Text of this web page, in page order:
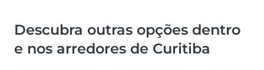
Descubra outras opções dentro
e nos arredores de Curitiba